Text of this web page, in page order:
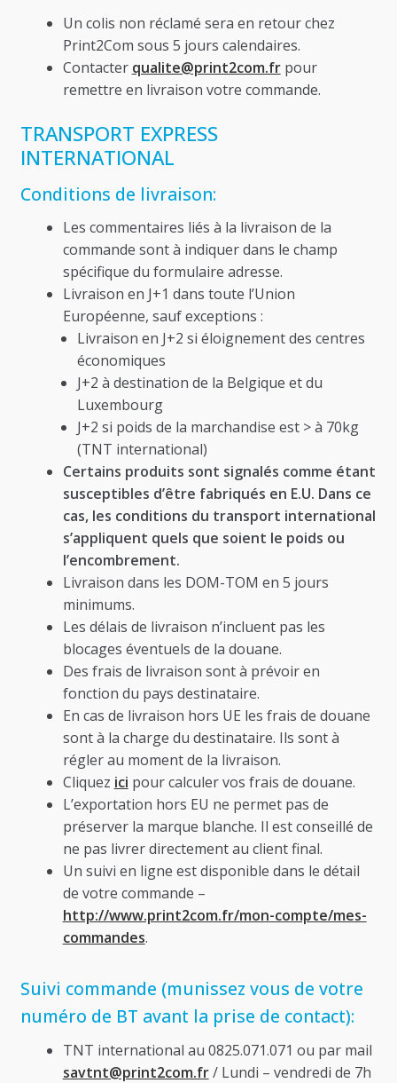
Un colis non réclamé sera en retour chez
Print2Com sous 5 jours calendaires.
Contacter qualite@print2com.frpour
remettre en livraison votre commande.
TRANSPORT EXPRESS
INTERNATIONAL
Conditions de livraison:
Les commentaires liés à la livraison de la
commande sont à indiquer dans le champ
spécifique du formulaire adresse.
Livraison en J+1 dans toute l’Union
Européenne, sauf exceptions :
Livraison en J+2 si éloignement des centres
économiques
J+2 à destination de la Belgique et du
Luxembourg
J+2 si poids de la marchandise est > à 70kg
(TNT international)
Certains produits sont signalés comme étant
susceptibles d’être fabriqués en E.U. Dans ce
cas, les conditions du transport international
s’appliquent quels que soient le poids ou
l’encombrement.
Livraison dans les DOM-TOM en 5 jours
minimums.
Les délais de livraison n’incluent pas les
blocages éventuels de la douane.
Des frais de livraison sont à prévoir en
fonction du pays destinataire.
En cas de livraison hors UE les frais de douane
sont à la charge du destinataire. Ils sont à
régler au moment de la livraison.
Cliquez ici pour calculer vos frais de douane.
L’exportation hors EU ne permet pas de
préserver la marque blanche. Il est conseillé de
ne pas livrer directement au client final.
Un suivi en ligne est disponible dans le détail
de votre commande –
http://www.print2com.fr/mon-compte/mes-
commandes.
Suivi commande (munissez vous de votre
numéro de BT avant la prise de contact):
TNT international au 0825.071.071 ou par mail
savtnt@print2com.fr/ Lundi – vendredi de 7h